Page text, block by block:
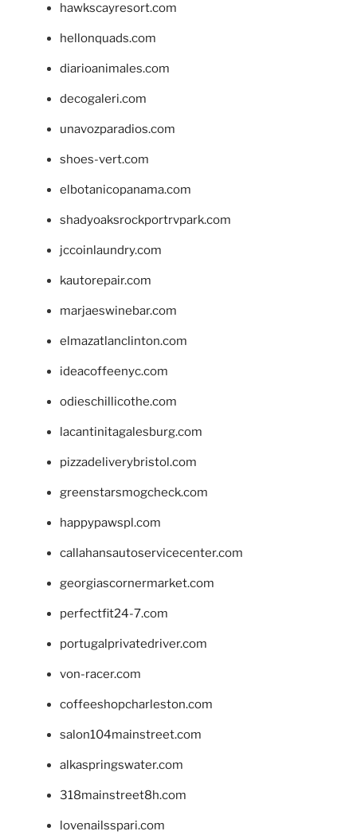
hawkscayresort.com
hellonquads.com
diarioanimales.com
decogaleri.com
unavozparadios.com
shoes-vert.com
elbotanicopanama.com
shadyoaksrockportrvpark.com
jccoinlaundry.com
kautorepair.com
marjaeswinebar.com
elmazatlanclinton.com
ideacoffeenyc.com
odieschillicothe.com
lacantinitagalesburg.com
pizzadeliverybristol.com
greenstarsmogcheck.com
happypawspl.com
callahansautoservicecenter.com
georgiascornermarket.com
perfectfit24-7.com
portugalprivatedriver.com
von-racer.com
coffeeshopcharleston.com
salon104mainstreet.com
alkaspringswater.com
318mainstreet8h.com
lovenailsspari.com